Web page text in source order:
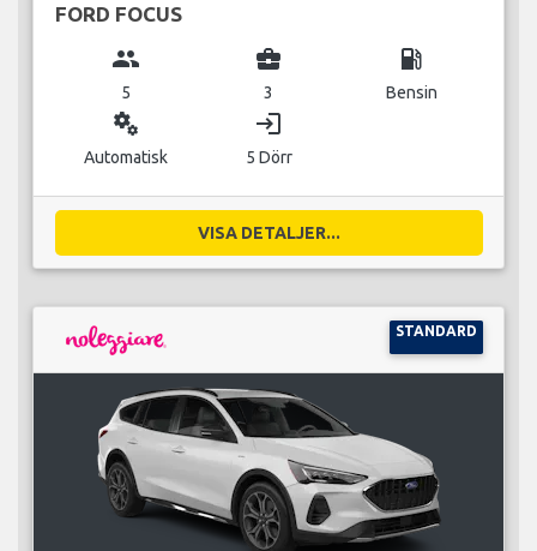
FORD FOCUS
group
5
business_center
3
local_gas_station
Bensin
miscellaneous_services
Automatisk
login
5 Dörr
VISA DETALJER...
STANDARD